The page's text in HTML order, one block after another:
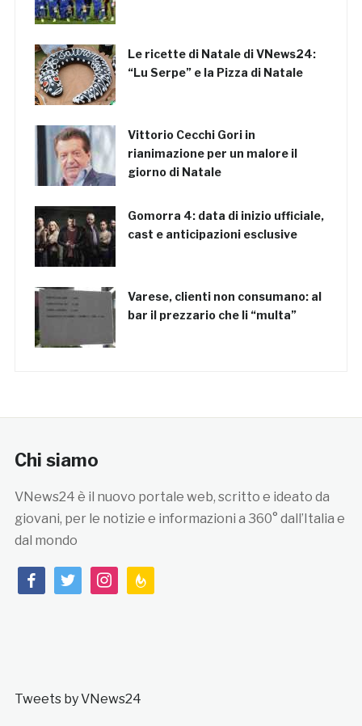
Le ricette di Natale di VNews24:
“Lu Serpe” e la Pizza di Natale
Vittorio Cecchi Gori in
rianimazione per un malore il
giorno di Natale
Gomorra 4: data di inizio ufficiale,
cast e anticipazioni esclusive
Varese, clienti non consumano: al
bar il prezzario che li “multa”
Chi siamo
VNews24 è il nuovo portale web, scritto e ideato da
giovani, per le notizie e informazioni a 360° dall’Italia e
dal mondo
facebooktwitterinstagramfeedburner
Tweets by VNews24